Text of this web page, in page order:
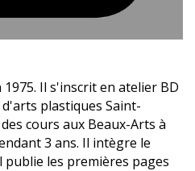
Il s'inscrit en atelier BD
d'arts plastiques Saint-
cours aux Beaux-Arts à
3 ans. Il intègre le
publie les premières pages